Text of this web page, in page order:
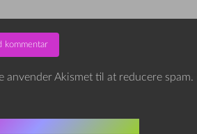
anvender Akismet til at reducere spam.